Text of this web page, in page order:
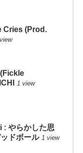
Cries (Prod.
1 view
やらかした思
ドボール 1 view